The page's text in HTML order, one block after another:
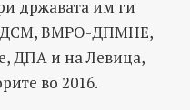
државата им ги
СДСМ, ВМРО-ДПМНЕ,
ДПА и на Левица,
во 2016.